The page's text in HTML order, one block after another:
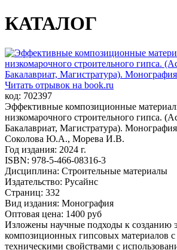
КАТАЛОГ
Читать отрывок на book.ru
код: 702397
Эффективные композиционные
низкомарочного строительного гипса.
Бакалавриат, Магистратура).
Соколова Ю.А., Морева И.В.
Год издания: 2024 г.
ISBN: 978-5-466-08316-3
Дисциплина: Строительные материалы
Издательство: Русайнс
Страниц: 332
Вид издания: Монография
Оптовая цена: 1400 руб
Изложены научные подходы к созданию
композиционных гипсовых материалов
техническими свойствами с